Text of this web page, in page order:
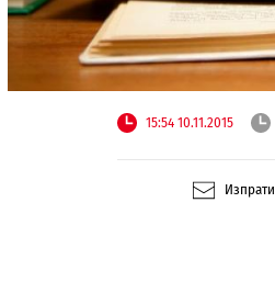
15:54 10.11.2015
Изпрати